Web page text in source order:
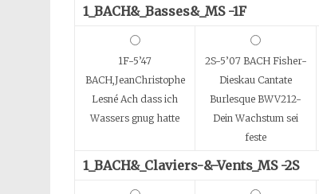
1_BACH&_Basses&_MS -1F
1F-5’47
BACH,JeanChristophe
Lesné Ach dass ich
Wassers gnug hatte
2S-5’07 BACH Fisher-
Dieskau Cantate
Burlesque BWV212-
Dein Wachstum sei
feste
1_BACH&_Claviers-&-Vents_MS -2S